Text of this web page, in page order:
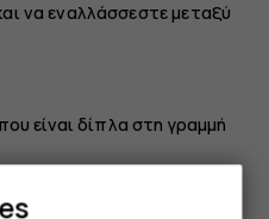
να εναλλάσσεστε μεταξύ
είναι δίπλα στη γραμμή